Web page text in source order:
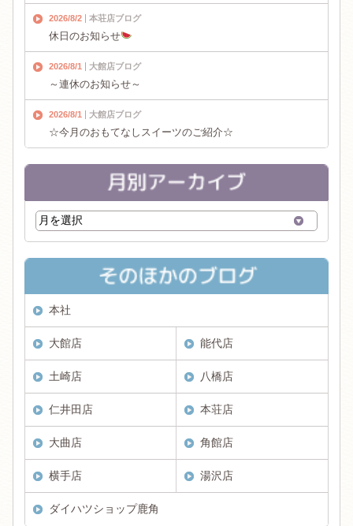
2026/8/2 本荘店ブログ
休日のお知らせ
2026/8/1 大館店ブログ
～連休のお知らせ～
2026/8/1 大館店ブログ
☆今月のおもてなしスイーツのご紹介☆
本社
大館店 能代店
土崎店 八橋店
仁井田店 本荘店
大曲店 角館店
横手店 湯沢店
ダイハツショップ鹿角